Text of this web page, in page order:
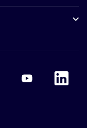
PinterestAccor Youtube
Accor